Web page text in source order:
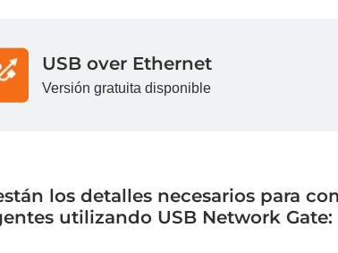
USB over Ethernet
Versión gratuita disponible
los detalles necesarios para
utilizando USB Network Gate: